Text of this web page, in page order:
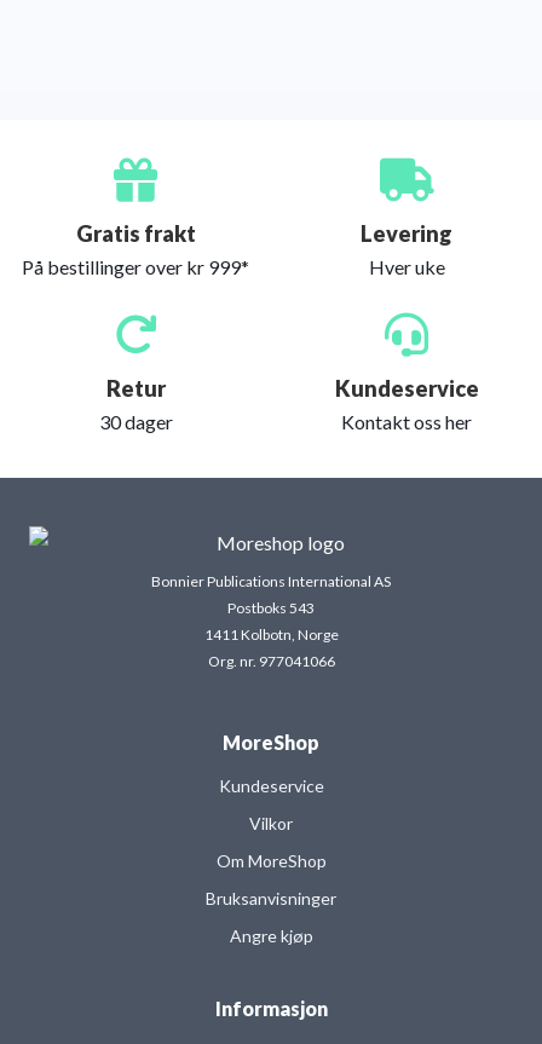
Gratis frakt
På bestillinger over kr 999*
Levering
Hver uke
Retur
30 dager
Kundeservice
Kontakt oss her
Bonnier Publications International AS
Postboks 543
1411 Kolbotn, Norge
Org. nr. 977041066
MoreShop
Kundeservice
Vilkor
Om MoreShop
Bruksanvisninger
Angre kjøp
Informasjon